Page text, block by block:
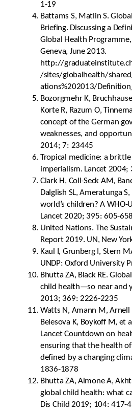
1-19
Battams S, Matlin S.
Briefing. Discussing a
Global Health
Geneva, June 2013.
http://
/sites/globalhealth/
ations%202013/
Bozorgmehr K,
Korte R, Razum O,
concept of the German
weaknesses, and
2014; 7: 23445
Tropical medicine: a
imperialism. Lancet 2004;
Clark H, Coll-Seck AM,
Dalglish SL, Ameratunga
world’s children? A WHO-
Lancet 2020; 395: 605-658
United Nations. The
Report 2019. UN, New
Kaul I, Grunberg I, Stern
UNDP: Oxford University
Bhutta ZA, Black RE.
child health—so near and
2013; 369: 2226-2235
Watts N, Amann M, Arnell
Belesova K, Boykoff M, et
Lancet Countdown on
ensuring that the health
defined by a changing
1836-1878
Bhutta ZA, Aimone A,
global child health: what
Dis Child 2019; 104: 417-